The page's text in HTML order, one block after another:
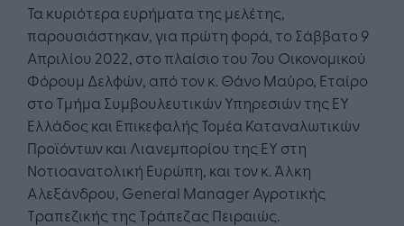
Τα κυριότερα ευρήματα της μελέτης,
παρουσιάστηκαν, για πρώτη φορά, το Σάββατο 9
Απριλίου 2022, στο πλαίσιο του 7ου Οικονομικού
Φόρουμ Δελφών, από τον κ. Θάνο Μαύρο, Εταίρο
στο Τμήμα Συμβουλευτικών Υπηρεσιών της EY
Ελλάδος και Επικεφαλής Τομέα Καταναλωτικών
Προϊόντων και Λιανεμπορίου της EY στη
Νοτιοανατολική Ευρώπη, και τον κ. Άλκη
Αλεξάνδρου, General Manager Αγροτικής
Τραπεζικής της Τράπεζας Πειραιώς.